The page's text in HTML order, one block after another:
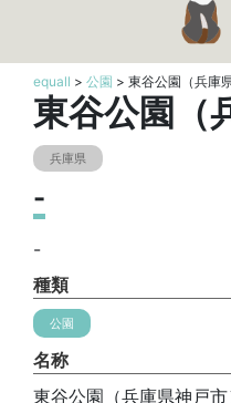
equall > 公園 > 東谷公園（兵庫
東谷公園（
兵庫県
-
-
種類
公園
名称
東谷公園（兵庫県神戸市